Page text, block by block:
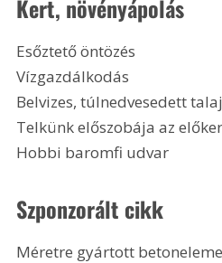
Kert, növényápolás
Esőztető öntözés
Vízgazdálkodás
Belvizes, túlnedvesedett
Telkünk előszobája az
Hobbi baromfi udvar
Szponzorált cikk
Méretre gyártott